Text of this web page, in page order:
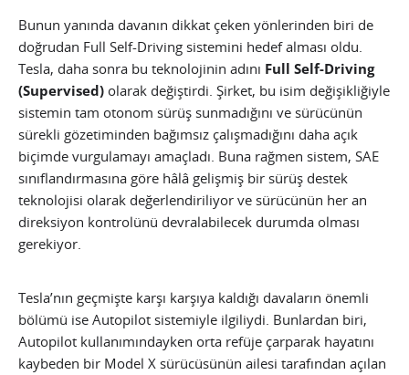
Bunun yanında davanın dikkat çeken yönlerinden biri de
doğrudan Full Self-Driving sistemini hedef alması oldu.
Tesla, daha sonra bu teknolojinin adını Full Self-Driving
(Supervised) olarak değiştirdi. Şirket, bu isim değişikliğiyle
sistemin tam otonom sürüş sunmadığını ve sürücünün
sürekli gözetiminden bağımsız çalışmadığını daha açık
biçimde vurgulamayı amaçladı. Buna rağmen sistem, SAE
sınıflandırmasına göre hâlâ gelişmiş bir sürüş destek
teknolojisi olarak değerlendiriliyor ve sürücünün her an
direksiyon kontrolünü devralabilecek durumda olması
gerekiyor.
Tesla’nın geçmişte karşı karşıya kaldığı davaların önemli
bölümü ise Autopilot sistemiyle ilgiliydi. Bunlardan biri,
Autopilot kullanımındayken orta refüje çarparak hayatını
kaybeden bir Model X sürücüsünün ailesi tarafından açılan